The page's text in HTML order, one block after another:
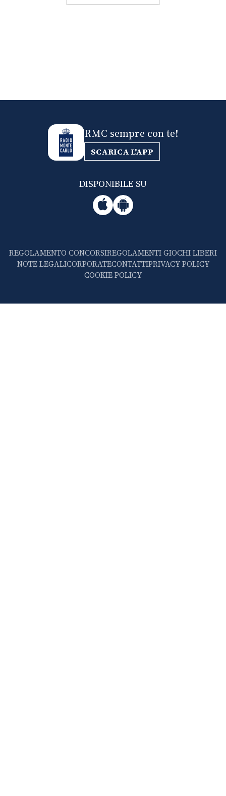
RMC sempre con te!
SCARICA L'APP
DISPONIBILE SU
REGOLAMENTO CONCORSIREGOLAMENTI GIOCHI LIBERI
NOTE LEGALICORPORATECONTATTIPRIVACY POLICY
COOKIE POLICY